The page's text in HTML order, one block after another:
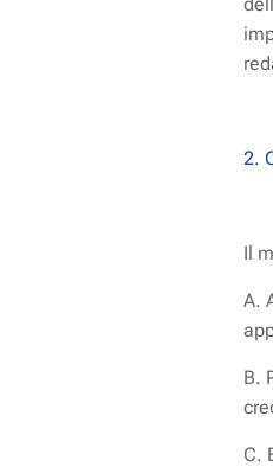
2.
Il
A.
B.
C.